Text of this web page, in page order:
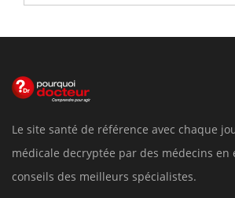
Le site santé de référence avec chaque
médicale decryptée par des médecins en
conseils des meilleurs spécialistes.